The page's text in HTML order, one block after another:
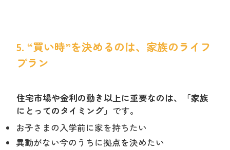
5. “買い時”を決めるのは、家族のライフ
プラン
住宅市場や金利の動き以上に重要なのは、「家族
にとってのタイミング」 です。
お子さまの入学前に家を持ちたい
異動がない今のうちに拠点を決めたい